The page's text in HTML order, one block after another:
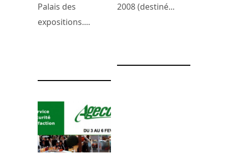
Palais des
expositions....
2008 (destiné...